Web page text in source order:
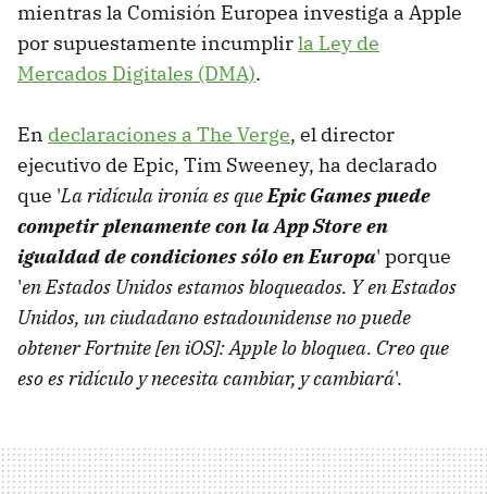
mientras la Comisión Europea investiga a Apple
por supuestamente incumplirla Ley de
Mercados Digitales (DMA).
En declaraciones a The Verge, el director
ejecutivo de Epic, Tim Sweeney, ha declarado
que 'La ridícula ironía es queEpic Games puede
competir plenamente con la App Store en
igualdad de condiciones sólo en Europa' porque
'en Estados Unidos estamos bloqueados. Y en Estados
Unidos, un ciudadano estadounidense no puede
obtener Fortnite [en iOS]: Apple lo bloquea. Creo que
eso es ridículo y necesita cambiar, y cambiará'.